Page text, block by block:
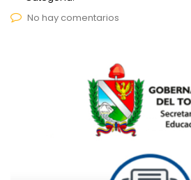
No hay comentarios